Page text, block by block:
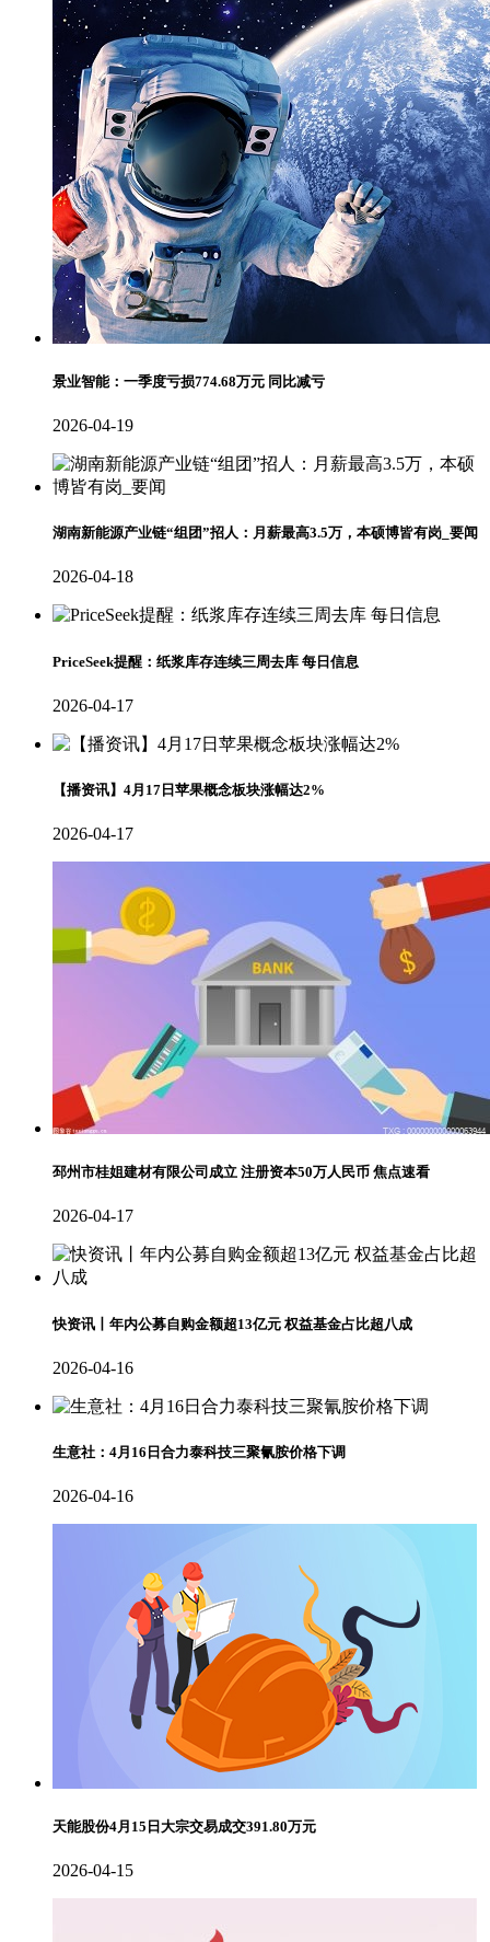
景业智能：一季度亏损774.68万元 同比减亏
2026-04-19
湖南新能源产业链“组团”招人：月薪最高3.5万，本硕博皆有岗_要闻
2026-04-18
PriceSeek提醒：纸浆库存连续三周去库 每日信息
2026-04-17
【播资讯】4月17日苹果概念板块涨幅达2%
2026-04-17
邳州市桂姐建材有限公司成立 注册资本50万人民币 焦点速看
2026-04-17
快资讯丨年内公募自购金额超13亿元 权益基金占比超八成
2026-04-16
生意社：4月16日合力泰科技三聚氰胺价格下调
2026-04-16
天能股份4月15日大宗交易成交391.80万元
2026-04-15